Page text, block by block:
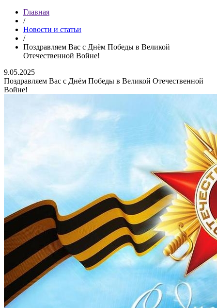
Главная
/
Новости и статьи
/
Поздравляем Вас с Днём Победы в Великой
Отечественной Войне!
9.05.2025
Поздравляем Вас с Днём Победы в Великой Отечественной
Войне!